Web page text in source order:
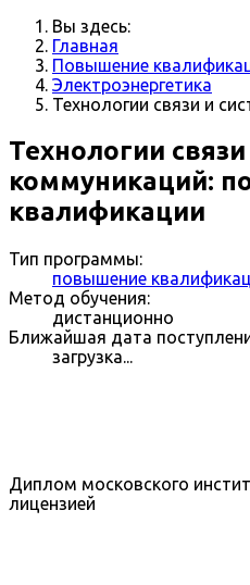
Вы здесь:
Главная
Повышение
Электроэнергетика
Технологии связи и
Технологии
коммуникаций:
квалификации
Тип программы:
повышение
Метод обучения:
дистанционно
Ближайшая дата
загрузка...
Диплом московского
лицензией